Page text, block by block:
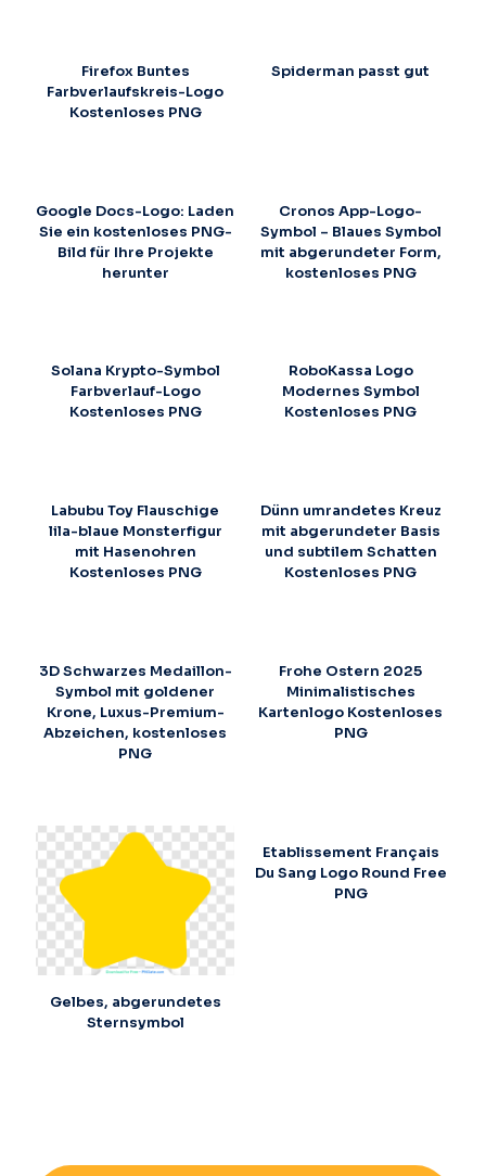
Firefox Buntes
Farbverlaufskreis-Logo
Kostenloses PNG
Spiderman passt gut
Google Docs-Logo: Laden
Sie ein kostenloses PNG-
Bild für Ihre Projekte
herunter
Cronos App-Logo-
Symbol – Blaues Symbol
mit abgerundeter Form,
kostenloses PNG
Solana Krypto-Symbol
Farbverlauf-Logo
Kostenloses PNG
RoboKassa Logo
Modernes Symbol
Kostenloses PNG
Labubu Toy Flauschige
lila-blaue Monsterfigur
mit Hasenohren
Kostenloses PNG
Dünn umrandetes Kreuz
mit abgerundeter Basis
und subtilem Schatten
Kostenloses PNG
3D Schwarzes Medaillon-
Symbol mit goldener
Krone, Luxus-Premium-
Abzeichen, kostenloses
PNG
Frohe Ostern 2025
Minimalistisches
Kartenlogo Kostenloses
PNG
Gelbes, abgerundetes
Sternsymbol
Etablissement Français
Du Sang Logo Round Free
PNG